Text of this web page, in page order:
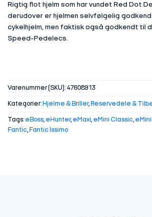
Rigtig flot hjelm som har vundet Red Dot
derudover er hjelmen selvfølgelig
cykelhjelm, men faktisk også godkendt til
Speed-Pedelecs.
Varenummer (SKU): 47608913
Kategorier: Hjelme & Briller, Reservedele &
Tags: eBoss, eHunter, eMaxi, eMini Classic,
Fantic, Fantic Issimo